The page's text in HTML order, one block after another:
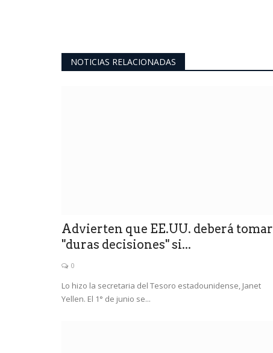
NOTICIAS RELACIONADAS
Advierten que EE.UU. deberá tomar
"duras decisiones" si...
0
Lo hizo la secretaria del Tesoro estadounidense, Janet
Yellen. El 1° de junio se...